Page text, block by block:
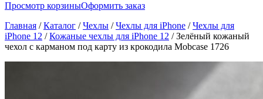
Просмотр корзиныОформить заказ
Главная /Каталог /Чехлы /Чехлы для iPhone /Чехлы для
iPhone 12 /Кожаные чехлы для iPhone 12 /Зелёный кожаный
чехол с карманом под карту из крокодила Mobcase 1726